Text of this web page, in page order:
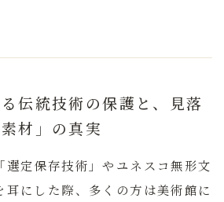
伝統技術の保護と、見落
材」の真実
選定保存技術」やユネスコ無形文
耳にした際、多くの方は美術館に